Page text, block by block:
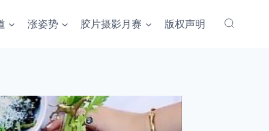
涨姿势 胶片摄影月赛 版权声明